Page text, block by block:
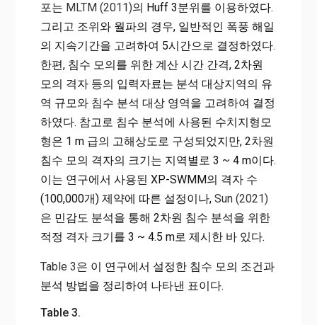
포는 MLTM (2011)의 Huff 3분위를 이용하였다.
그리고 조위와 월파의 경우, 일반적인 폭풍 해일
의 지속기간을 고려하여 5시간으로 결정하였다.
한편, 침수 모의를 위한 계산 시간 간격, 2차원
모의 격자 등의 입력자료는 분석 대상지역의 유
역 규모와 침수 분석 대상 영역을 고려하여 결정
하였다. 참고로 침수 분석에 사용된 수치지형모
형은 1 m 급의 고해상도로 구성되었지만, 2차원
침수 모의 격자의 크기는 지역별로 3 ~ 4 m이다.
이는 연구에서 사용된 XP-SWMM의 격자 수
(100,000개) 제약에 따른 설정이나, Sun (2021)
은 민감도 분석을 통해 2차원 침수 분석을 위한
적정 격자 크기를 3 ~ 4.5 m로 제시한 바 있다.
Table 3은 이 연구에서 설정한 침수 모의 조건과
분석 방법을 정리하여 나타낸 표이다.
Table 3.